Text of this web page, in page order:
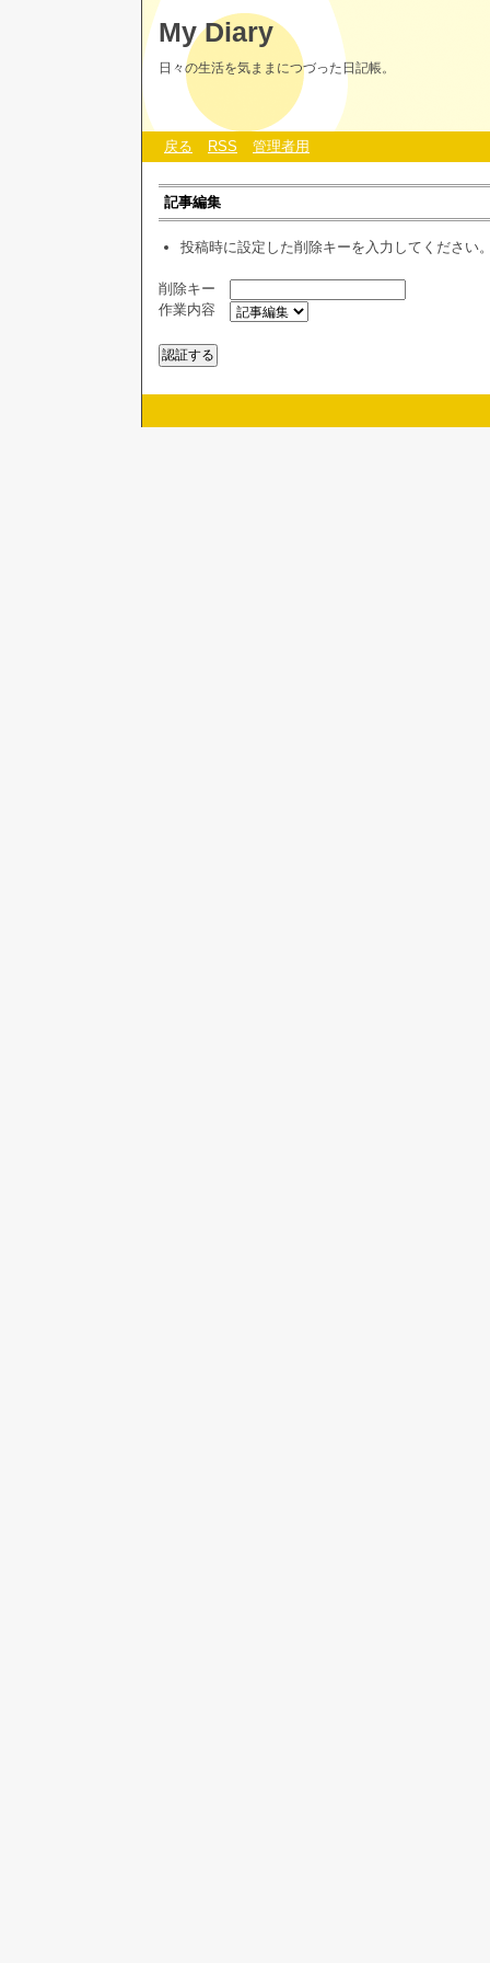
My Diary
日々の生活を気ままにつづった日記帳。
戻る RSS 管理者用
記事編集
投稿時に設定した削除キーを入力してください
削除キー
作業内容